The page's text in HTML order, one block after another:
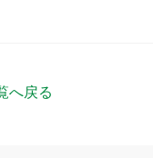
へ戻る